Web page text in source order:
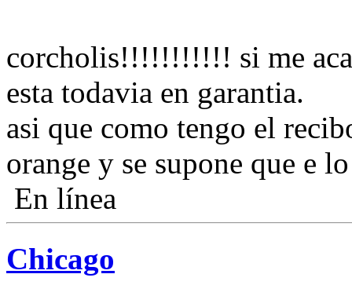
corcholis!!!!!!!!!!! si me
esta todavia en garantia.
asi que como tengo el
orange y se supone que e
En línea
Chicago